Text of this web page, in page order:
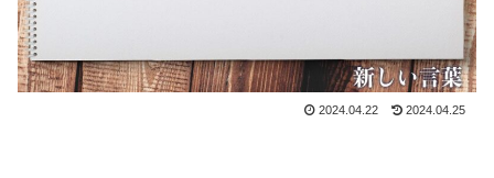
2024.04.22 2024.04.25